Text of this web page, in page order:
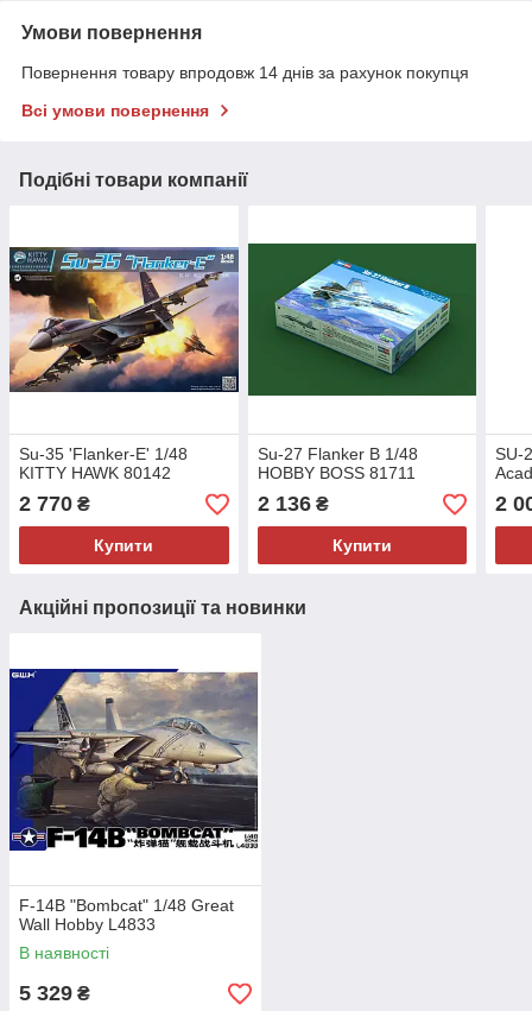
Умови повернення
Повернення товару впродовж 14 днів за рахунок покупця
Всі умови повернення
Подібні товари компанії
Su-35 'Flanker-E' 1/48
KITTY HAWK 80142
2 770 ₴
Купити
Su-27 Flanker B 1/48
HOBBY BOSS 81711
2 136₴
Купити
SU-
2
Акційні пропозиції та новинки
F-14B "Bombcat" 1/48 Great
Wall Hobby L4833
В наявності
5 329 ₴